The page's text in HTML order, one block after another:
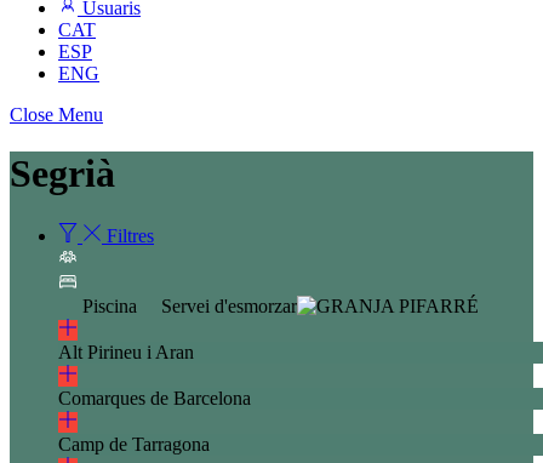
Usuaris
CAT
ESP
ENG
Close Menu
Segrià
Filtres
Piscina Servei d'esmorzar
Alt Pirineu i Aran
Comarques de Barcelona
Camp de Tarragona